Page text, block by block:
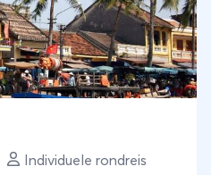
Individuele rondreis